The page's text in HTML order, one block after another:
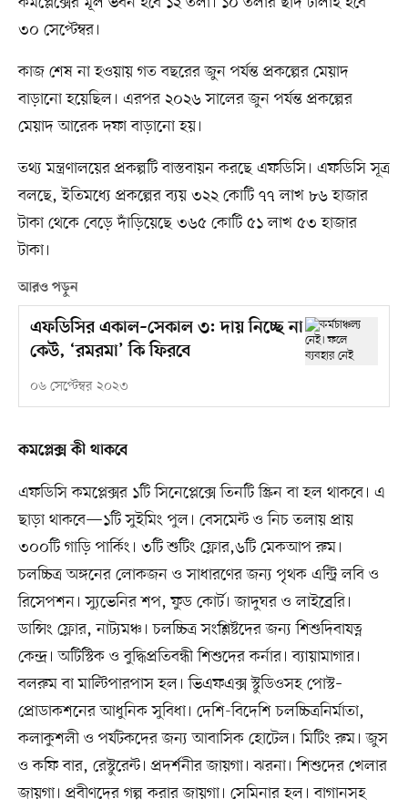
৩০ সেপ্টেম্বর।
কাজ শেষ না হওয়ায় গত বছরের জুন পর্যন্ত প্রকল্পের মেয়াদ
বাড়ানো হয়েছিল। এরপর ২০২৬ সালের জুন পর্যন্ত প্রকল্পের
মেয়াদ আরেক দফা বাড়ানো হয়।
তথ্য মন্ত্রণালয়ের প্রকল্পটি বাস্তবায়ন করছে এফডিসি। এফডিসি সূত্র
বলছে, ইতিমধ্যে প্রকল্পের ব্যয় ৩২২ কোটি ৭৭ লাখ ৮৬ হাজার
টাকা থেকে বেড়ে দাঁড়িয়েছে ৩৬৫ কোটি ৫১ লাখ ৫৩ হাজার
টাকা।
আরও পড়ুন
এফডিসির একাল–সেকাল ৩: দায় নিচ্ছে না
কেউ, ‘রমরমা’ কি ফিরবে
০৬ সেপ্টেম্বর ২০২৩
কমপ্লেক্স কী থাকবে
এফডিসি কমপ্লেক্সর ১টি সিনেপ্লেক্সে তিনটি স্ক্রিন বা হল থাকবে। এ
ছাড়া থাকবে—১টি সুইমিং পুল। বেসমেন্ট ও নিচ তলায় প্রায়
৩০০টি গাড়ি পার্কিং। ৩টি শুটিং ফ্লোর,৬টি মেকআপ রুম।
চলচ্চিত্র অঙ্গনের লোকজন ও সাধারণের জন্য পৃথক এন্ট্রি লবি ও
রিসেপশন। স্যুভেনির শপ, ফুড কোর্ট। জাদুঘর ও লাইব্রেরি।
ডান্সিং ফ্লোর, নাট্যমঞ্চ। চলচ্চিত্র সংশ্লিষ্টদের জন্য শিশুদিবাযত্ন
কেন্দ্র। অটিস্টিক ও বুদ্ধিপ্রতিবন্ধী শিশুদের কর্নার। ব্যায়ামাগার।
বলরুম বা মাল্টিপারপাস হল। ভিএফএক্স স্টুডিওসহ পোস্ট–
প্রোডাকশনের আধুনিক সুবিধা। দেশি-বিদেশি চলচ্চিত্রনির্মাতা,
কলাকুশলী ও পর্যটকদের জন্য আবাসিক হোটেল। মিটিং রুম। জুস
ও কফি বার, রেস্টুরেন্ট। প্রদর্শনীর জায়গা। ঝরনা। শিশুদের খেলার
জায়গা। প্রবীণদের গল্প করার জায়গা। সেমিনার হল। বাগানসহ